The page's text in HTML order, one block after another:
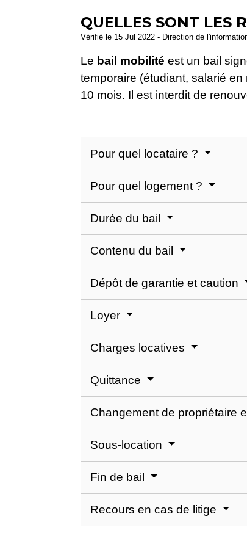
QUELLES SONT LES
Vérifié le 15 Jul 2022 - Direction de
Le bail mobilité est un bail
temporaire (étudiant, salarié
10 mois. Il est interdit de
Pour quel locataire ?
Pour quel logement ?
Durée du bail
Contenu du bail
Dépôt de garantie et caution
Loyer
Charges locatives
Quittance
Changement de propriétaire
Sous-location
Fin de bail
Recours en cas de litige